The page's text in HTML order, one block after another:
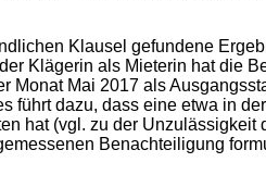
Klausel gefundene
Klägerin als Mieterin hat die
Mai 2017 als
dazu, dass eine etwa in
hat (vgl. zu der
Benachteiligung